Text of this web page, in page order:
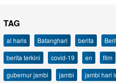
TAG
al haris Batanghari berita
berita terkini
covid-19 en film
gubernur jambi
jambi jambi hari